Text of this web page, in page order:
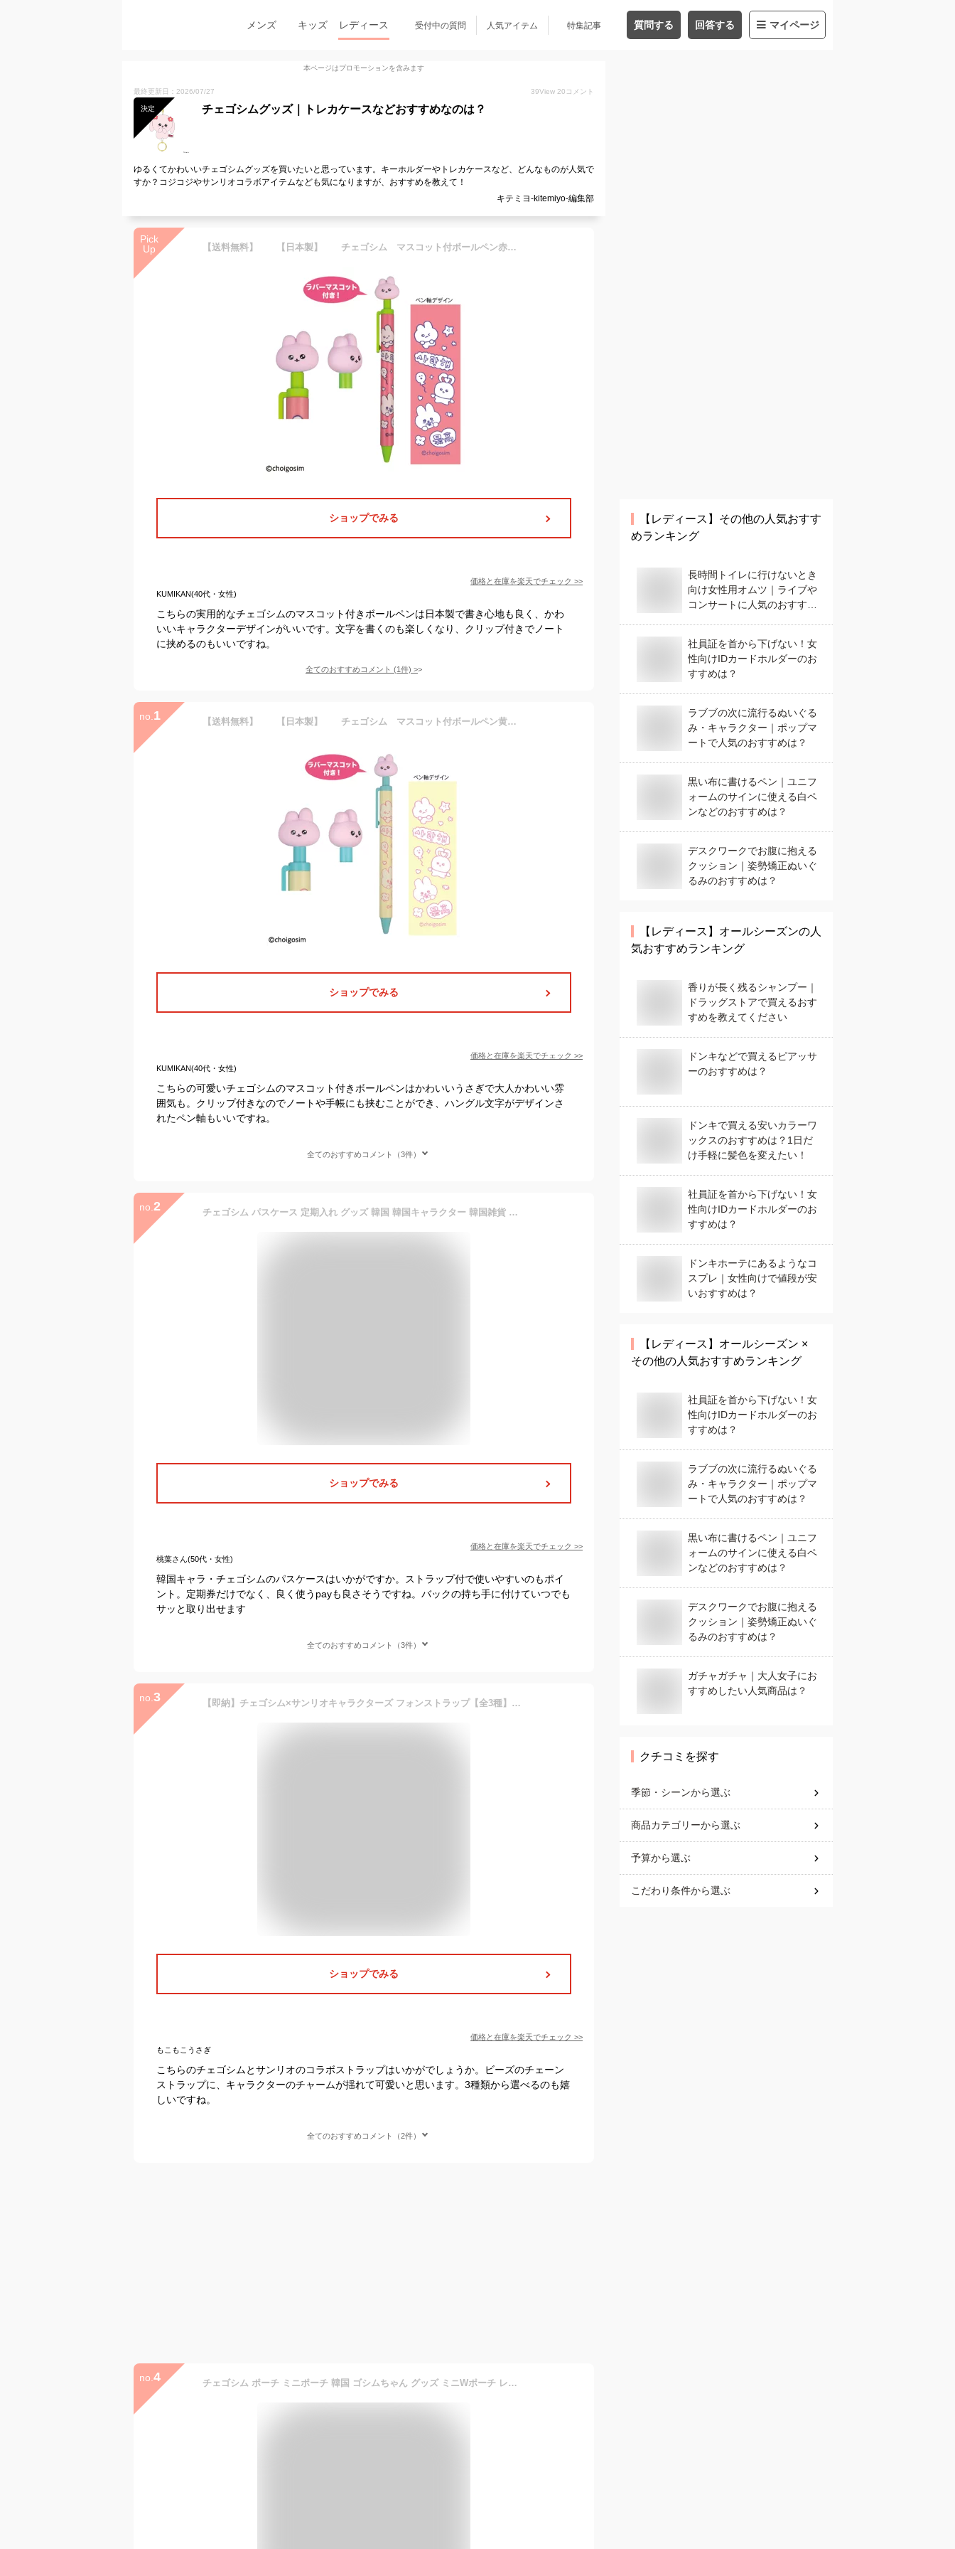
メンズ キッズ レディース 受付中の質問 人気アイテム 特集記事 質問する 回答する マイページ
本ページはプロモーションを含みます
最終更新日：2026/07/27 39View 20 コメント
決定 チェゴシムグッズ｜トレカケースなどおすすめなのは？
ゆるくてかわいいチェゴシムグッズを買いたいと思っています。キーホルダーやトレカケースなど、どんなものが人気で
すか？コジコジやサンリオコラボアイテムなども気になりますが、おすすめを教えて！
キテミヨ-kitemiyo-編集部
Pick
Up
【送料無料】 【日本製】 チェゴシム マスコット付ボールペン赤 レッド うさゴシム 動物 アニマル 韓国 キャラクター ボールペン 筆記用具 文房具 学校 勉強 雑貨 グッズ かわいい
ショップでみる
価格と在庫を楽天でチェック >>
KUMIKAN(40代・女性)
こちらの実用的なチェゴシムのマスコット付きボールペンは日本製で書き心地も良く、かわ
いいキャラクターデザインがいいです。文字を書くのも楽しくなり、クリップ付きでノート
に挟めるのもいいですね。
全てのおすすめコメント (1件) >
no. 1 【送料無料】 【日本製】 チェゴシム マスコット付ボールペン黄色 イエロー うさゴシム 動物 アニマル 韓国 キャラクター ボールペン 筆記用具 文房具 学校 勉強 雑貨 グッズ かわいい
ショップでみる
価格と在庫を楽天でチェック >>
KUMIKAN(40代・女性)
こちらの可愛いチェゴシムのマスコット付きボールペンはかわいいうさぎで大人かわいい雰
囲気も。クリップ付きなのでノートや手帳にも挟むことができ、ハングル文字がデザインさ
れたペン軸もいいですね。
全てのおすすめコメント（3件）
no. 2 チェゴシム パスケース 定期入れ グッズ 韓国 韓国キャラクター 韓国雑貨 ゴシムちゃん リール付き レディース ケース ストラップ ストラップ付き 伸びる 外せる 1枚 2枚 リール リール付きパスケース 可愛い かわいい おしゃれ 大人 小学生 中学生 高校生 小物 雑貨 p
ショップでみる
価格と在庫を楽天でチェック >>
桃葉さん(50代・女性)
韓国キャラ・チェゴシムのパスケースはいかがですか。ストラップ付で使いやすいのもポイ
ント。定期券だけでなく、良く使うpayも良さそうですね。バックの持ち手に付けていつでも
サッと取り出せます
全てのおすすめコメント（3件）
no. 3 【即納】チェゴシム×サンリオキャラクターズ フォンストラップ【全3種】【ピンク/パープル/ブルー】ティー・シー・ピーNIC
ショップでみる
価格と在庫を楽天でチェック >>
もこもこうさぎ
こちらのチェゴシムとサンリオのコラボストラップはいかがでしょうか。ビーズのチェーン
ストラップに、キャラクターのチャームが揺れて可愛いと思います。3種類から選べるのも嬉
しいですね。
全てのおすすめコメント（2件）
no. 4 チェゴシム ポーチ ミニポーチ 韓国 ゴシムちゃん グッズ ミニWポーチ レディース 仕切り 仕切り付き 2層 小さめ 小さい 小物入れ 可愛い かわいい おしゃれ 軽い 軽量 持ち運び 小物 雑貨 韓国キャラクター 韓国雑貨 総柄 にこにこ うさゴシム ねこゴシム とりゴシム
【レディース】 その他の人気おすす
めランキング
長時間トイレに行けないとき
向け女性用オムツ｜ライブや
コンサートに人気のおすすめ
社員証を首から下げない！女
性向けIDカードホルダーのお
すすめは？
ラブブの次に流行るぬいぐる
み・キャラクター｜ポップマ
ートで人気のおすすめは？
黒い布に書けるペン｜ユニフ
ォームのサインに使える白ペ
ンなどのおすすめは？
デスクワークでお腹に抱える
クッション｜姿勢矯正ぬいぐ
るみのおすすめは？
【レディース】 オールシーズンの人
気おすすめランキング
香りが長く残るシャンプー｜
ドラッグストアで買えるおす
すめを教えてください
ドンキなどで買えるピアッサ
ーのおすすめは？
ドンキで買える安いカラーワ
ックスのおすすめは？1日だ
け手軽に髪色を変えたい！
社員証を首から下げない！女
性向けIDカードホルダーのお
すすめは？
ドンキホーテにあるようなコ
スプレ｜女性向けで値段が安
いおすすめは？
【レディース】 オールシーズン ×
その他の人気おすすめランキング
社員証を首から下げない！女
性向けIDカードホルダーのお
すすめは？
ラブブの次に流行るぬいぐる
み・キャラクター｜ポップマ
ートで人気のおすすめは？
黒い布に書けるペン｜ユニフ
ォームのサインに使える白ペ
ンなどのおすすめは？
デスクワークでお腹に抱える
クッション｜姿勢矯正ぬいぐ
るみのおすすめは？
ガチャガチャ｜大人女子にお
すすめしたい人気商品は？
クチコミを探す
季節・シーンから選ぶ
商品カテゴリーから選ぶ
予算から選ぶ
こだわり条件から選ぶ